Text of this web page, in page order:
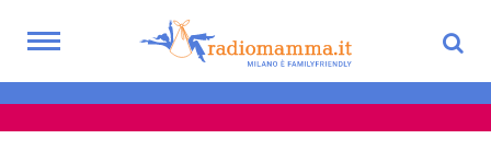
main
Toggle
Eventi per bambini, ragazzi e adolescenti
nella Città Metropolitana di Milano